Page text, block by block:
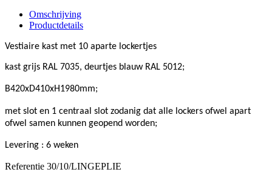
Omschrijving
Productdetails
Vestiaire kast met 10 aparte lockertjes
kast grijs RAL 7035, deurtjes blauw RAL 5012;
B420xD410xH1980mm;
met slot en 1 centraal slot zodanig dat alle lockers ofwel apart
ofwel samen kunnen geopend worden;
Levering : 6 weken
Referentie 30/10/LINGEPLIE